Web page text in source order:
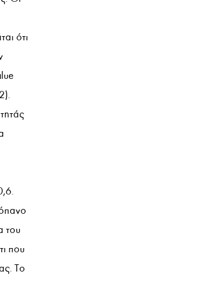
ότι
του
που
Το